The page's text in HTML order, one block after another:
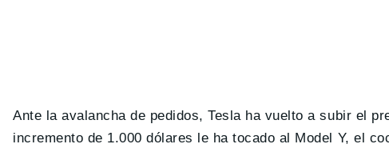
Ante la avalancha de pedidos, Tesla ha vuelto a subir el
incremento de 1.000 dólares le ha tocado al Model Y, el